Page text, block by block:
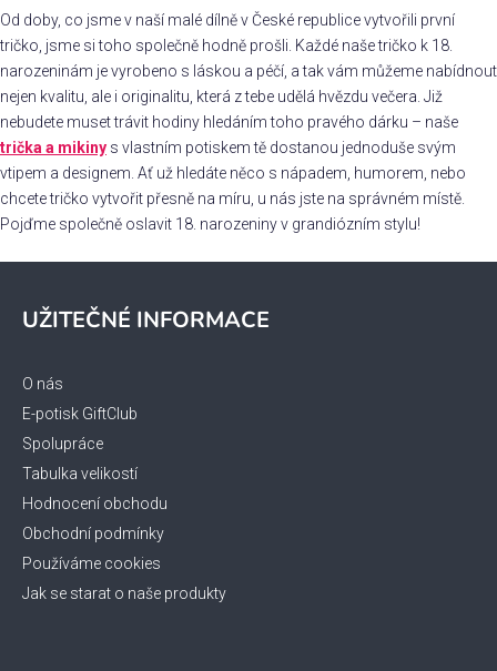
l
á
d
a
c
í
p
r
v
k
y
ý
p
Od doby, co jsme v naší malé dílně v České republice vytvořili první
tričko, jsme si toho společně hodně prošli. Každé naše tričko k 18.
narozeninám je vyrobeno s láskou a péčí, a tak vám můžeme nabídnout
nejen kvalitu, ale i originalitu, která z tebe udělá hvězdu večera. Již
nebudete muset trávit hodiny hledáním toho pravého dárku – naše
trička a mikiny s vlastním potiskem tě dostanou jednoduše svým
vtipem a designem. Ať už hledáte něco s nápadem, humorem, nebo
chcete tričko vytvořit přesně na míru, u nás jste na správném místě.
Pojďme společně oslavit 18. narozeniny v grandiózním stylu!
UŽITEČNÉ INFORMACE
O nás
E-potisk GiftClub
Spolupráce
Tabulka velikostí
Hodnocení obchodu
Obchodní podmínky
Používáme cookies
Jak se starat o naše produkty